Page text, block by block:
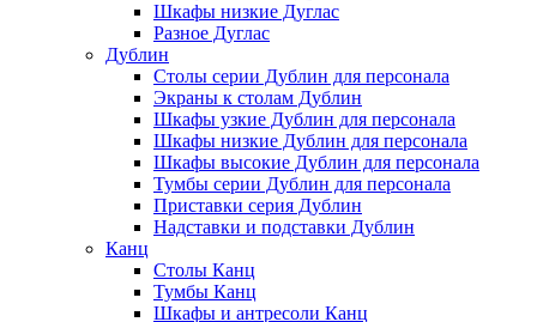
Шкафы низкие Дуглас
Разное Дуглас
Дублин
Столы серии Дублин для персонала
Экраны к столам Дублин
Шкафы узкие Дублин для персонала
Шкафы низкие Дублин для персонала
Шкафы высокие Дублин для персонала
Тумбы серии Дублин для персонала
Приставки серия Дублин
Надставки и подставки Дублин
Канц
Столы Канц
Тумбы Канц
Шкафы и антресоли Канц